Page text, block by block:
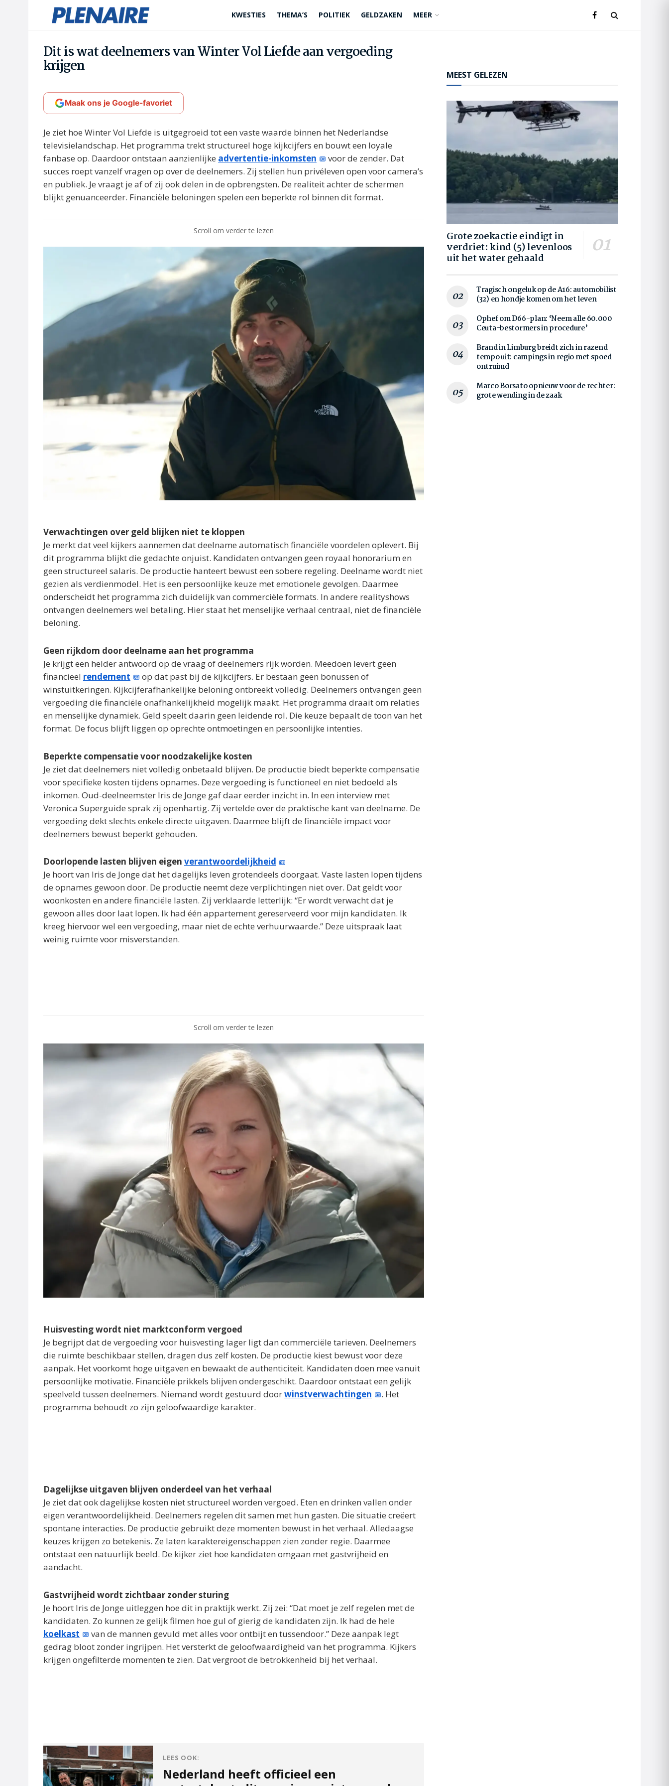
KWESTIES THEMA’S POLITIEK GELDZAKEN MEER
Dit is wat deelnemers van Winter Vol Liefde aan vergoeding
krijgen
Maak ons je Google-favoriet
Je ziet hoe Winter Vol Liefde is uitgegroeid tot een vaste waarde binnen het Nederlandse
televisielandschap. Het programma trekt structureel hoge kijkcijfers en bouwt een loyale
fanbase op. Daardoor ontstaan aanzienlijke advertentie-inkomsten
voor de zender. Dat
succes roept vanzelf vragen op over de deelnemers. Zij stellen hun privéleven open voor camera’s
en publiek. Je vraagt je af of zij ook delen in de opbrengsten. De realiteit achter de schermen
blijkt genuanceerder. Financiële beloningen spelen een beperkte rol binnen dit format.
Scroll om verder te lezen
Verwachtingen over geld blijken niet te kloppen
Je merkt dat veel kijkers aannemen dat deelname automatisch financiële voordelen oplevert. Bij
dit programma blijkt die gedachte onjuist. Kandidaten ontvangen geen royaal honorarium en
geen structureel salaris. De productie hanteert bewust een sobere regeling. Deelname wordt niet
gezien als verdienmodel. Het is een persoonlijke keuze met emotionele gevolgen. Daarmee
onderscheidt het programma zich duidelijk van commerciële formats. In andere realityshows
ontvangen deelnemers wel betaling. Hier staat het menselijke verhaal centraal, niet de financiële
beloning.
Geen rijkdom door deelname aan het programma
Je krijgt een helder antwoord op de vraag of deelnemers rijk worden. Meedoen levert geen
financieel rendement
op dat past bij de kijkcijfers. Er bestaan geen bonussen of
winstuitkeringen. Kijkcijferafhankelijke beloning ontbreekt volledig. Deelnemers ontvangen geen
vergoeding die financiële onafhankelijkheid mogelijk maakt. Het programma draait om relaties
en menselijke dynamiek. Geld speelt daarin geen leidende rol. Die keuze bepaalt de toon van het
format. De focus blijft liggen op oprechte ontmoetingen en persoonlijke intenties.
Beperkte compensatie voor noodzakelijke kosten
Je ziet dat deelnemers niet volledig onbetaald blijven. De productie biedt beperkte compensatie
voor specifieke kosten tijdens opnames. Deze vergoeding is functioneel en niet bedoeld als
inkomen. Oud-deelneemster Iris de Jonge gaf daar eerder inzicht in. In een interview met
Veronica Superguide sprak zij openhartig. Zij vertelde over de praktische kant van deelname. De
vergoeding dekt slechts enkele directe uitgaven. Daarmee blijft de financiële impact voor
deelnemers bewust beperkt gehouden.
Doorlopende lasten blijven eigen verantwoordelijkheid
Je hoort van Iris de Jonge dat het dagelijks leven grotendeels doorgaat. Vaste lasten lopen tijdens
de opnames gewoon door. De productie neemt deze verplichtingen niet over. Dat geldt voor
woonkosten en andere financiële lasten. Zij verklaarde letterlijk: “Er wordt verwacht dat je
gewoon alles door laat lopen. Ik had één appartement gereserveerd voor mijn kandidaten. Ik
kreeg hiervoor wel een vergoeding, maar niet de echte verhuurwaarde.” Deze uitspraak laat
weinig ruimte voor misverstanden.
Scroll om verder te lezen
Huisvesting wordt niet marktconform vergoed
Je begrijpt dat de vergoeding voor huisvesting lager ligt dan commerciële tarieven. Deelnemers
die ruimte beschikbaar stellen, dragen dus zelf kosten. De productie kiest bewust voor deze
aanpak. Het voorkomt hoge uitgaven en bewaakt de authenticiteit. Kandidaten doen mee vanuit
persoonlijke motivatie. Financiële prikkels blijven ondergeschikt. Daardoor ontstaat een gelijk
speelveld tussen deelnemers. Niemand wordt gestuurd doorwinstverwachtingen
. Het
programma behoudt zo zijn geloofwaardige karakter.
Dagelijkse uitgaven blijven onderdeel van het verhaal
Je ziet dat ook dagelijkse kosten niet structureel worden vergoed. Eten en drinken vallen onder
eigen verantwoordelijkheid. Deelnemers regelen dit samen met hun gasten. Die situatie creëert
spontane interacties. De productie gebruikt deze momenten bewust in het verhaal. Alledaagse
keuzes krijgen zo betekenis. Ze laten karaktereigenschappen zien zonder regie. Daarmee
ontstaat een natuurlijk beeld. De kijker ziet hoe kandidaten omgaan met gastvrijheid en
aandacht.
Gastvrijheid wordt zichtbaar zonder sturing
Je hoort Iris de Jonge uitleggen hoe dit in praktijk werkt. Zij zei: “Dat moet je zelf regelen met de
kandidaten. Zo kunnen ze gelijk filmen hoe gul of gierig de kandidaten zijn. Ik had de hele
koelkast
van de mannen gevuld met alles voor ontbijt en tussendoor.” Deze aanpak legt
gedrag bloot zonder ingrijpen. Het versterkt de geloofwaardigheid van het programma. Kijkers
krijgen ongefilterde momenten te zien. Dat vergroot de betrokkenheid bij het verhaal.
LEES OOK:
Nederland heeft officieel een
MEEST GELEZEN
Grote zoekactie eindigt in
verdriet: kind (5) levenloos
uit het water gehaald
Tragisch ongeluk op de A16: automobilist
(32) en hondje komen om het leven
Ophef om D66-plan: ‘Neem alle 60.000
Ceuta-bestormers in procedure’
Brand in Limburg breidt zich in razend
tempo uit: campings in regio met spoed
ontruimd
Marco Borsato opnieuw voor de rechter:
grote wending in de zaak